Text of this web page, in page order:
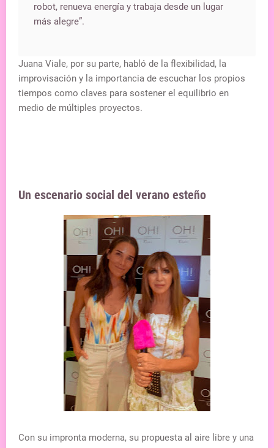
robot, renueva energía y trabaja desde un lugar
más alegre”.
Juana Viale, por su parte, habló de la flexibilidad, la
improvisación y la importancia de escuchar los propios
tiempos como claves para sostener el equilibrio en
medio de múltiples proyectos.
Un escenario social del verano esteño
Con su impronta moderna, su propuesta al aire libre y una